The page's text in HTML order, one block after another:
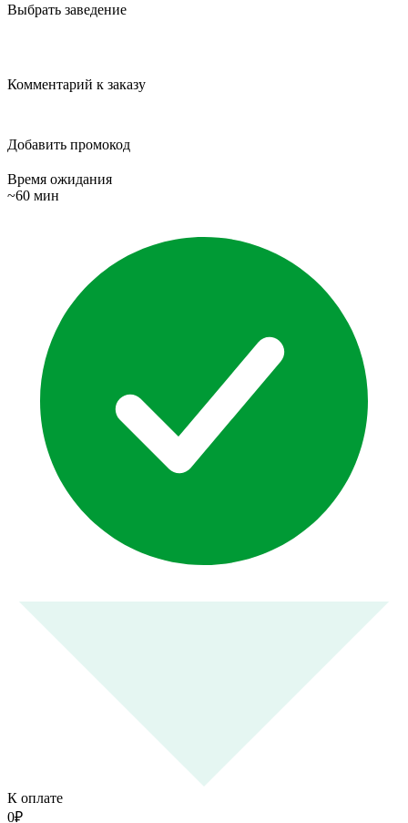
Выбрать заведение
Комментарий к заказу
Добавить промокод
Время ожидания
~60 мин
К оплате
0₽